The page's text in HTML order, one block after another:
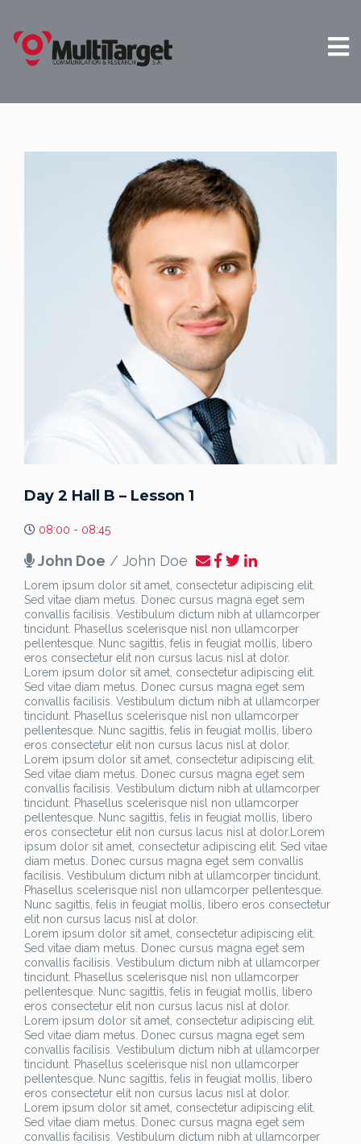
Day 2 Hall B – Lesson 1
08:00 - 08:45
John Doe / John Doe
Lorem ipsum dolor sit amet, consectetur adipiscing elit.
Sed vitae diam metus. Donec cursus magna eget sem
convallis facilisis. Vestibulum dictum nibh at ullamcorper
tincidunt. Phasellus scelerisque nisl non ullamcorper
pellentesque. Nunc sagittis, felis in feugiat mollis, libero
eros consectetur elit non cursus lacus nisl at dolor.
Lorem ipsum dolor sit amet, consectetur adipiscing elit.
Sed vitae diam metus. Donec cursus magna eget sem
convallis facilisis. Vestibulum dictum nibh at ullamcorper
tincidunt. Phasellus scelerisque nisl non ullamcorper
pellentesque. Nunc sagittis, felis in feugiat mollis, libero
eros consectetur elit non cursus lacus nisl at dolor.
Lorem ipsum dolor sit amet, consectetur adipiscing elit.
Sed vitae diam metus. Donec cursus magna eget sem
convallis facilisis. Vestibulum dictum nibh at ullamcorper
tincidunt. Phasellus scelerisque nisl non ullamcorper
pellentesque. Nunc sagittis, felis in feugiat mollis, libero
eros consectetur elit non cursus lacus nisl at dolor.Lorem
ipsum dolor sit amet, consectetur adipiscing elit. Sed vitae
diam metus. Donec cursus magna eget sem convallis
facilisis. Vestibulum dictum nibh at ullamcorper tincidunt.
Phasellus scelerisque nisl non ullamcorper pellentesque.
Nunc sagittis, felis in feugiat mollis, libero eros consectetur
elit non cursus lacus nisl at dolor.
Lorem ipsum dolor sit amet, consectetur adipiscing elit.
Sed vitae diam metus. Donec cursus magna eget sem
convallis facilisis. Vestibulum dictum nibh at ullamcorper
tincidunt. Phasellus scelerisque nisl non ullamcorper
pellentesque. Nunc sagittis, felis in feugiat mollis, libero
eros consectetur elit non cursus lacus nisl at dolor.
Lorem ipsum dolor sit amet, consectetur adipiscing elit.
Sed vitae diam metus. Donec cursus magna eget sem
convallis facilisis. Vestibulum dictum nibh at ullamcorper
tincidunt. Phasellus scelerisque nisl non ullamcorper
pellentesque. Nunc sagittis, felis in feugiat mollis, libero
eros consectetur elit non cursus lacus nisl at dolor.
Lorem ipsum dolor sit amet, consectetur adipiscing elit.
Sed vitae diam metus. Donec cursus magna eget sem
convallis facilisis. Vestibulum dictum nibh at ullamcorper